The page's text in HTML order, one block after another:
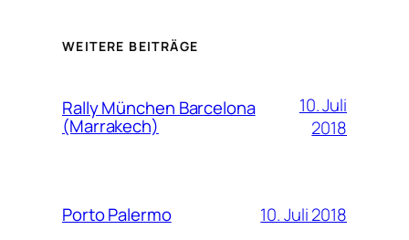
WEITERE BEITRÄGE
Rally München Barcelona
(Marrakech)
10. Juli
2018
Porto Palermo 10. Juli 2018